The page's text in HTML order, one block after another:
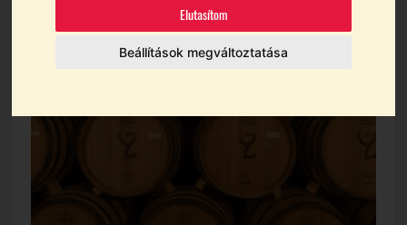
Elutasítom
Beállítások megváltoztatása
Témák: Adózás Hnt Őstermelő